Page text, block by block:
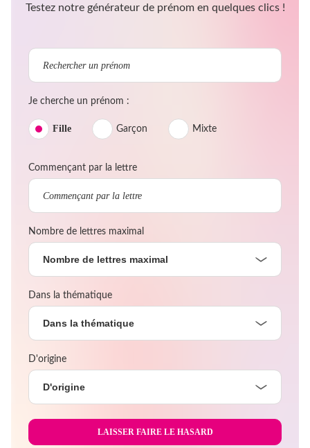
Testez notre générateur de prénom en quelques clics !
Je cherche un prénom :
Fille Garçon Mixte
Commençant par la lettre
Nombre de lettres maximal
Nombre de lettres maximal
Dans la thématique
Dans la thématique
D'origine
D'origine